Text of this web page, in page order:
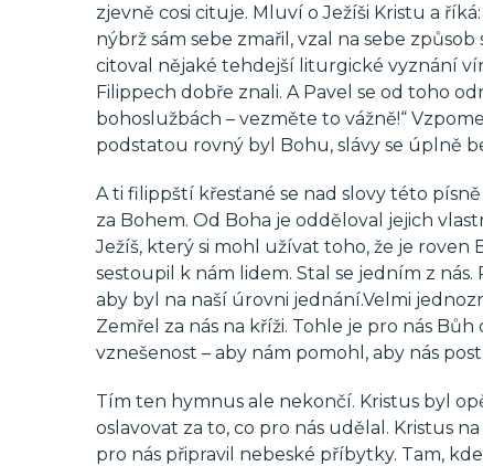
zjevně cosi cituje. Mluví o Ježíši Kristu a
nýbrž sám sebe zmařil, vzal na sebe
citoval nějaké tehdejší liturgické vyznání
Filippech dobře znali. A Pavel se od toho
bohoslužbách – vezměte to vážně!“
podstatou rovný byl Bohu, slávy se úplně
A ti filippští křesťané se nad slovy této
za Bohem. Od Boha je odděloval jejich
Ježíš, který si mohl užívat toho, že je roven
sestoupil k nám lidem. Stal se jedním z
aby byl na naší úrovni jednání.Velmi
Zemřel za nás na kříži. Tohle je pro nás
vznešenost – aby nám pomohl, aby nás
Tím ten hymnus ale nekončí. Kristus byl
oslavovat za to, co pro nás udělal. Kristus
pro nás připravil nebeské příbytky. Tam,